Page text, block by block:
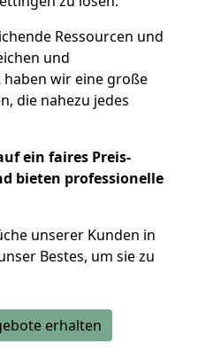
Ressourcen und
und
haben wir eine große
die nahezu jedes
ein faires Preis-
bieten professionelle
unserer Kunden in
Bestes, um sie zu
erhalten